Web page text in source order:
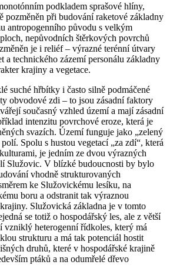
podkladem sprašové hlíny,
pozměněn při budování raketové základny
antropogenního původu s velkým
nepůvodních štěrkových povrchů
je i reliéf – výrazné terénní útvary
a technického zázemí personálu základny
krajiny a vegetace.
suché hřbítky i často silně podmáčené
obvodové zdi – to jsou zásadní faktory
současný vzhled území a mají zásadní
intenzitu povrchové eroze, která je
svazích. Území funguje jako „zelený
Spolu s hustou vegetací „za zdí“, která
je jedním ze dvou výrazných
Služovic. V blízké budoucnosti by bylo
vhodně strukturovaných
ke Služovickému lesíku, na
boru a odstranit tak výraznou
Služovická základna je v tomto
se totiž o hospodářský les, ale z větší
vzniklý heterogenní řídkoles, který má
strukturu a má tak potenciál hostit
druhů, které v hospodářské krajině
ptáků a na odumřelé dřevo